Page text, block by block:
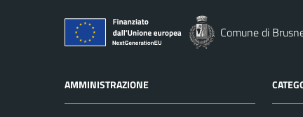
Comune di
AMMINISTRAZIONE